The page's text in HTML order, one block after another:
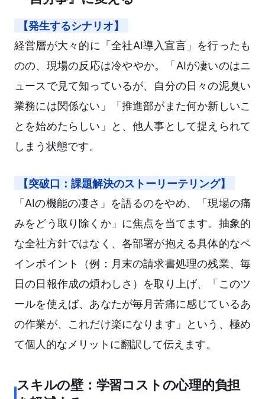
【発生するシナリオ】
経営層が大々的に「全社AI導入宣言」を行ったも
のの、現場の反応は冷ややか。「AIが凄いのはニ
ュースで見て知っているが、自分の日々の泥臭い
業務には関係ない」「推進部がまた何か新しいこ
とを始めたらしい」と、他人事として捉えられて
しまう状態です。
【突破口：課題解決のストーリーテリング】
「AIの機能の凄さ」を語るのをやめ、「現場の痛
みをどう取り除くか」に焦点を当てます。抽象的
な全社方針ではなく、各部署が抱える具体的なペ
インポイント（例：月末の請求書処理の残業、毎
日の日報作成の煩わしさ）を取り上げ、「このツ
ールを使えば、あなたが毎月苦痛に感じているあ
の作業が、これだけ楽になります」という、極め
て個人的なメリットに翻訳して伝えます。
スキルの壁：学習コストの心理的負担